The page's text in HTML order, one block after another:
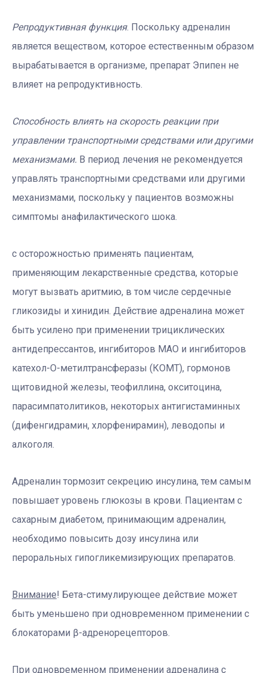
Репродуктивная функция. Поскольку адреналин
является веществом, которое естественным образом
вырабатывается в организме, препарат Эпипен не
влияет на репродуктивность.
Способность влиять на скорость реакции при
управлении транспортными средствами или другими
механизмами. В период лечения не рекомендуется
управлять транспортными средствами или другими
механизмами, поскольку у пациентов возможны
симптомы анафилактического шока.
с осторожностью применять пациентам,
применяющим лекарственные средства, которые
могут вызвать аритмию, в том числе сердечные
гликозиды и хинидин. Действие адреналина может
быть усилено при применении трициклических
антидепрессантов, ингибиторов МАО и ингибиторов
катехол-О-метилтрансферазы (КОМТ), гормонов
щитовидной железы, теофиллина, окситоцина,
парасимпатолитиков, некоторых антигистаминных
(дифенгидрамин, хлорфенирамин), леводопы и
алкоголя.
Адреналин тормозит секрецию инсулина, тем самым
повышает уровень глюкозы в крови. Пациентам с
сахарным диабетом, принимающим адреналин,
необходимо повысить дозу инсулина или
пероральных гипогликемизирующих препаратов.
Внимание! Бета-стимулирующее действие может
быть уменьшено при одновременном применении с
блокаторами β-адренорецепторов.
При одновременном применении адреналина с